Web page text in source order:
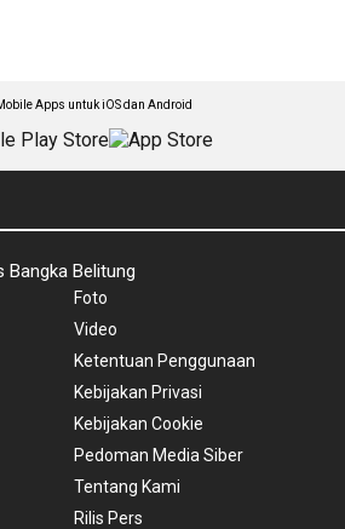
Apps untuk iOS dan Android
Bangka Belitung
Foto
Video
Ketentuan Penggunaan
Kebijakan Privasi
Kebijakan Cookie
Pedoman Media Siber
Tentang Kami
Rilis Pers